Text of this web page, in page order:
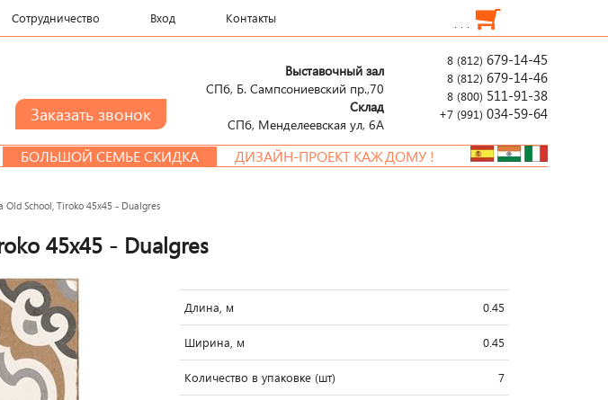
Сотрудничество Вход Контакты . . .
8 (812) 679-14-45
8 (812) 679-14-46
8 (800) 511-91-38
+7 (991) 034-59-64
Выставочный зал
СПб, Б. Сампсониевский пр.,70
Склад
СПб, Менделеевcкая ул, 6А
СЕМЬЕ СКИДКА ДИЗАЙН-ПРОЕКТ КАЖДОМУ !
Old School, Tiroko 45x45 - Dualgres
45x45 - Dualgres
Длина, м 0.45
Ширина, м 0.45
Количество в упаковке (шт) 7